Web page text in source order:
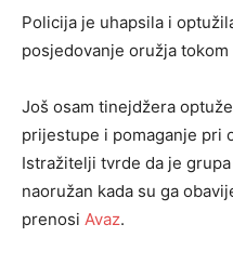
Policija je uhapsila i
posjedovanje oružja
Još osam tinejdžera
prijestupe i pomaganje pri
Istražitelji tvrde da je
naoružan kada su ga
prenosi Avaz.